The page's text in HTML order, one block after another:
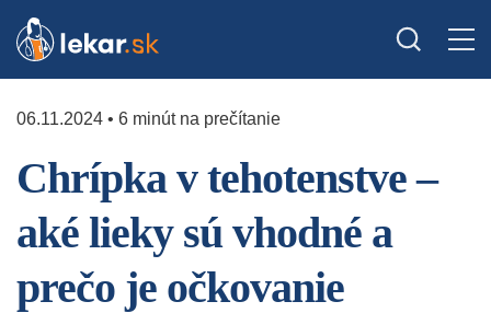
06.11.2024 • 6 minút na prečítanie
Chrípka v tehotenstve –
aké lieky sú vhodné a
prečo je očkovanie